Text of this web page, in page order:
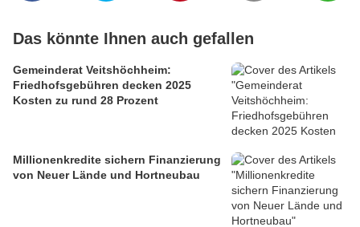
Das könnte Ihnen auch gefallen
Gemeinderat Veitshöchheim:
Friedhofsgebühren decken 2025
Kosten zu rund 28 Prozent
Millionenkredite sichern Finanzierung
von Neuer Lände und Hortneubau